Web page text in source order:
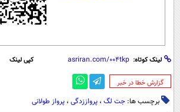
لینک کوتاه: کپی لینک
‌گزارش خطا در خبر
برچسب ها: جت لگ ، پرواززدگی ، پرواز طولانی